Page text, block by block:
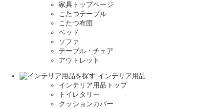
家具トップページ
こたつテーブル
こたつ布団
ベッド
ソファ
テーブル・チェア
アウトレット
インテリア用品
インテリア用品トップ
トイレタリー
クッションカバー